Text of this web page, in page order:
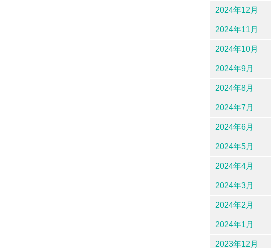
2024年12月
2024年11月
2024年10月
2024年9月
2024年8月
2024年7月
2024年6月
2024年5月
2024年4月
2024年3月
2024年2月
2024年1月
2023年12月